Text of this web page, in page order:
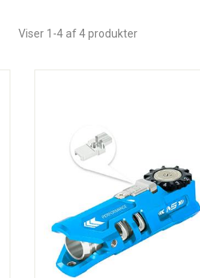
Viser 1-4 af 4 produkter